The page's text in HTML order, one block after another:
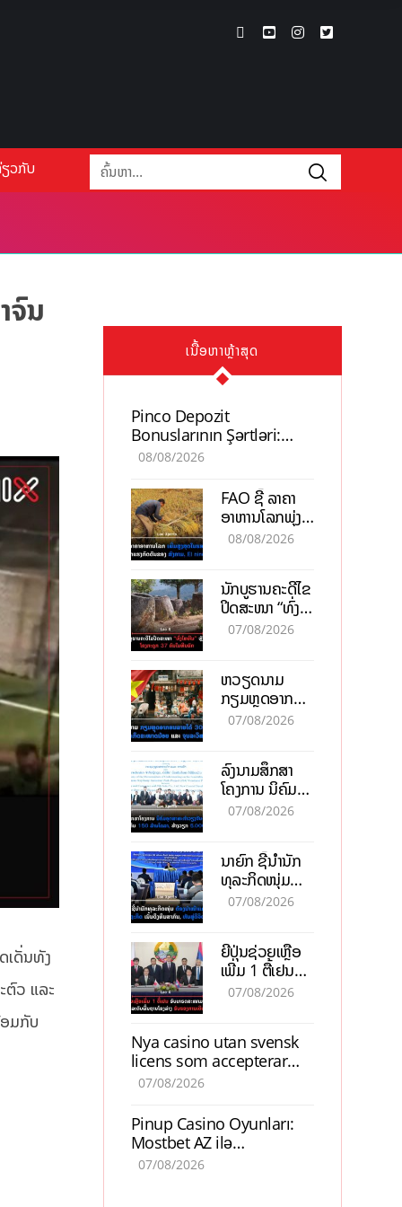
ວກັບ
ຈົນ
ເດັ່ນທັງ
ຕົວ ແລະ
ມກັບ
ເນື້ອຫາຫຼ້າສຸດ
Pinco Depozit
Bonuslarının Şərtləri:
Təcrübəli İstifadəçilərdən
08/08/2026
FAO ຊີ້ ລາຄາ
ອາຫານໂລກພຸ່ງ
ສູງສຸດໃນຮອບ 3
ສົງຄາມ, El
nino
08/08/2026
ນັກບູຮານຄະດີໄຂ
ປິດສະໜາ “ທົ່ງ
ໄຫຫີນ” ຫຼັງພົບ
07/08/2026
ຫວຽດນາມ
ກຽມຫຼຸດອາກອນ
ລາຍໄດ້ 30%
ແລະ ຈຸນລະ
ວິສາຫະກິດ
07/08/2026
ລົງນາມສຶກສາ
ໂຄງການ ນິຄົມ
ອຸດສາຫະກຳ
150 ລ້ານໂດລາ,
ສ້າງວຽກ 5.000
ຕຳແໜ່ງ
07/08/2026
ນາຍົກ ຊີ້ນຳນັກ
ທຸລະກິດໜຸ່ມ
ຕ້ອງນຳໜ້າແກ້
ສາກົນ, ຫັນສູ່ດິຈິ
ຕອນ
07/08/2026
ຍີ່ປຸ່ນຊ່ວຍເຫຼືອ
ເພີ່ມ 1 ຕື້ເຢນ
ອັບເກຣດ
ເຕີບໂຕ
07/08/2026
Nya casino utan svensk
licens som accepterar
Swish: En jämförelse
07/08/2026
Pinup Casino Oyunları:
Mostbet AZ ilə
Müqayisədə Nə Təqdim
07/08/2026